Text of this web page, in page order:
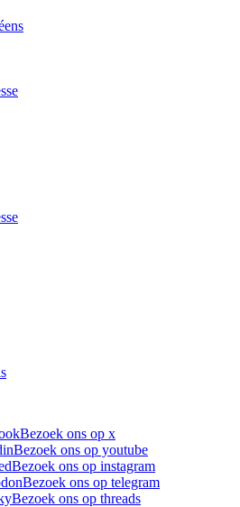
Bezoek ons op x
Bezoek ons op youtube
Bezoek ons op instagram
Bezoek ons op telegram
Bezoek ons op threads